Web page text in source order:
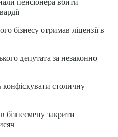
бізнесу отримав ліцензії в
депутата за незаконно
столичну
закрити